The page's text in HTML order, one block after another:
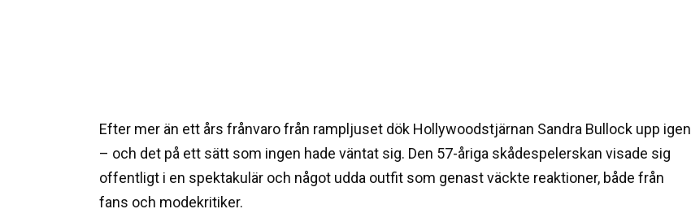
Efter mer än ett års frånvaro från rampljuset dök Hollywoodstjärnan Sandra Bullock upp igen
– och det på ett sätt som ingen hade väntat sig. Den 57-åriga skådespelerskan visade sig
offentligt i en spektakulär och något udda outfit som genast väckte reaktioner, både från
fans och modekritiker.